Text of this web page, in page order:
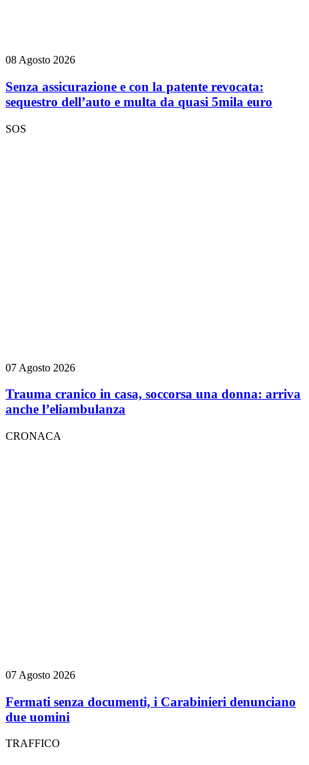
08 Agosto 2026
Senza assicurazione e con la patente revocata:
sequestro dell’auto e multa da quasi 5mila euro
SOS
07 Agosto 2026
Trauma cranico in casa, soccorsa una donna: arriva
anche l’eliambulanza
CRONACA
07 Agosto 2026
Fermati senza documenti, i Carabinieri denunciano
due uomini
TRAFFICO